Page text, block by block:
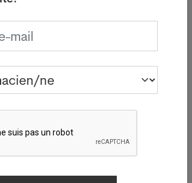
vaccination contre le Covid-19 a
2020 au Royaume-Uni et 81%
de plus de 16 ans ont depuis reçu
vaccin.
Tam, médecin-chef adjoint pour
déclaré que cette campagne avait
succès", et évité environ 24
de Covid-19 et 112'000 morts. Mais
l'hiver pourrait être "mouvementé"